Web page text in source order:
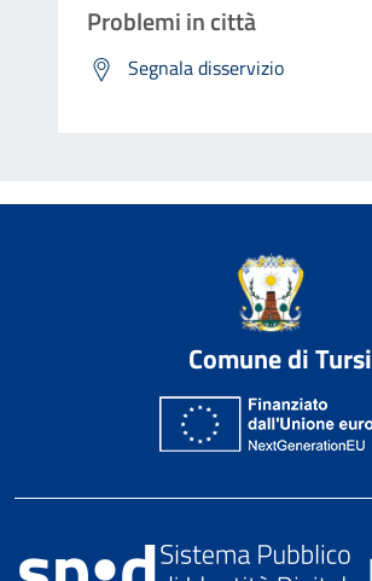
Problemi in città
Segnala disservizio
Comune di Tursi